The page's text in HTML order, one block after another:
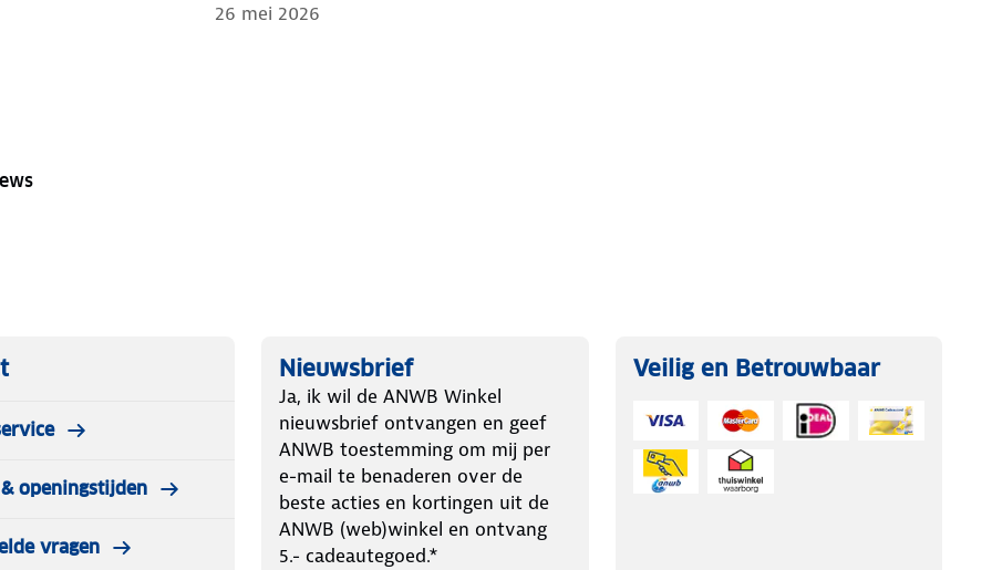
26 mei 2026
openingstijden
vragen
Nieuwsbrief
Ja, ik wil de ANWB Winkel
nieuwsbrief ontvangen en geef
ANWB toestemming om mij per
e-mail te benaderen over de
beste acties en kortingen uit de
ANWB (web)winkel en ontvang
5.- cadeautegoed.*
Veilig en Betrouwbaar